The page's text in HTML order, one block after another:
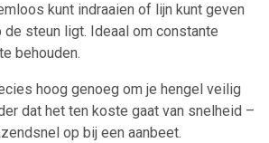
kunt indraaien of lijn kunt geven
steun ligt. Ideaal om constante
behouden.
hoog genoeg om je hengel veilig
dat het ten koste gaat van snelheid –
op bij een aanbeet.